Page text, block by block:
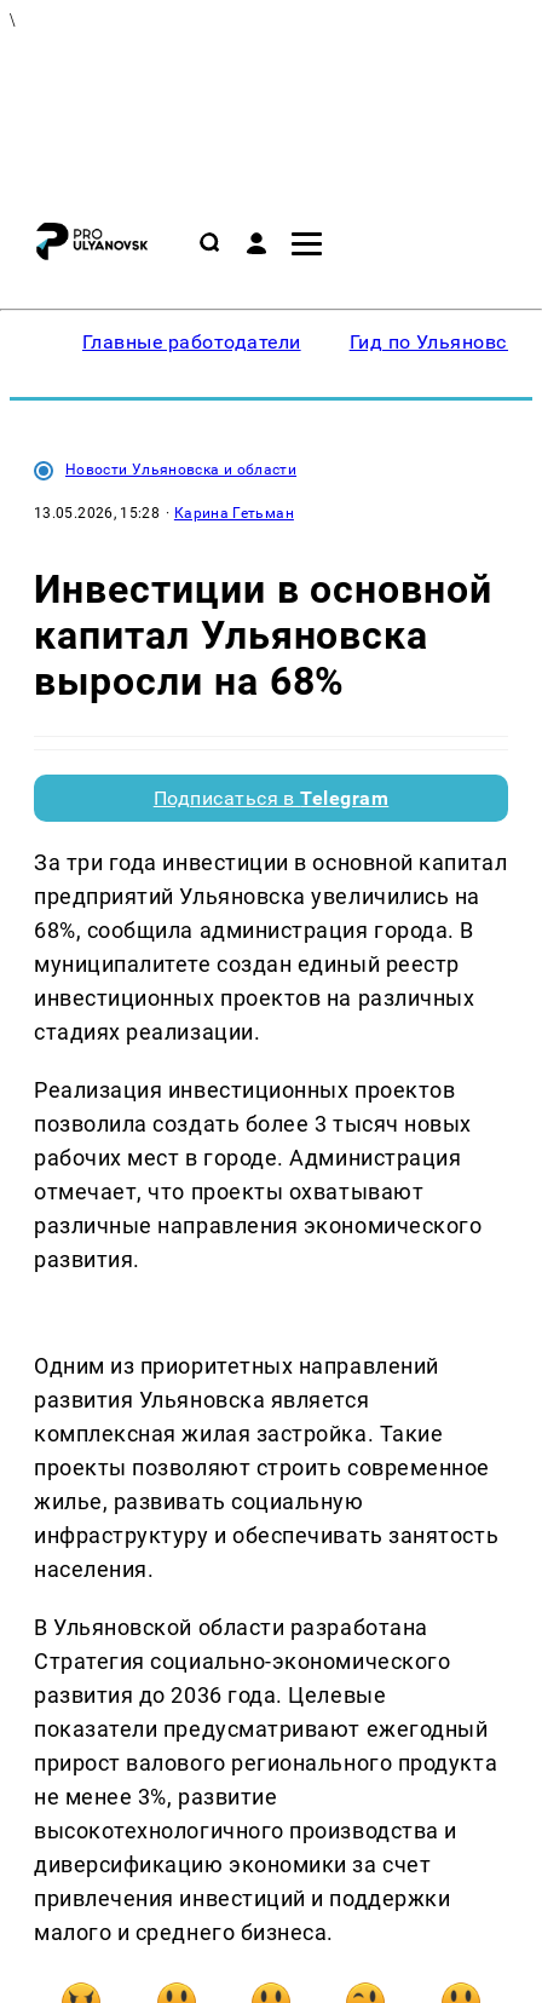
\
Главные работодатели Гид по Ульяновску
Новости Ульяновска и области
13.05.2026, 15:28 · Карина Гетьман
Инвестиции в основной
капитал Ульяновска
выросли на 68%
Подписаться вTelegram
За три года инвестиции в основной капитал
предприятий Ульяновска увеличились на
68%, сообщила администрация города. В
муниципалитете создан единый реестр
инвестиционных проектов на различных
стадиях реализации.
Реализация инвестиционных проектов
позволила создать более 3 тысяч новых
рабочих мест в городе. Администрация
отмечает, что проекты охватывают
различные направления экономического
развития.
Одним из приоритетных направлений
развития Ульяновска является
комплексная жилая застройка. Такие
проекты позволяют строить современное
жилье, развивать социальную
инфраструктуру и обеспечивать занятость
населения.
В Ульяновской области разработана
Стратегия социально-экономического
развития до 2036 года. Целевые
показатели предусматривают ежегодный
прирост валового регионального продукта
не менее 3%, развитие
высокотехнологичного производства и
диверсификацию экономики за счет
привлечения инвестиций и поддержки
малого и среднего бизнеса.